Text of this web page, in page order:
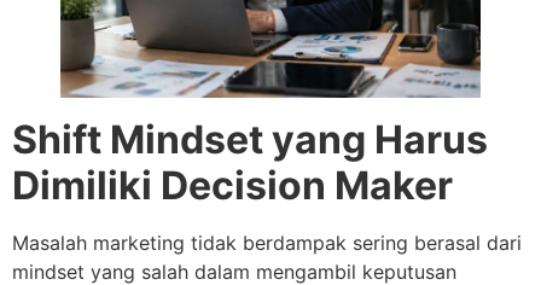
Shift Mindset yang Harus
Dimiliki Decision Maker
Masalah marketing tidak berdampak sering berasal dari
mindset yang salah dalam mengambil keputusan